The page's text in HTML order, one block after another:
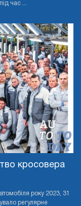
час ...
кросовера
року 2023, 31
регулярне